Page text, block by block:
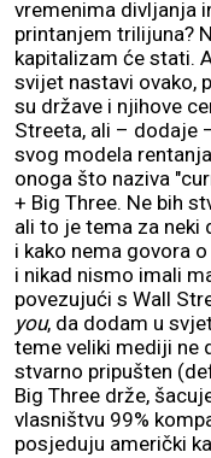
vremenima divljanja
printanjem trilijuna?
kapitalizam će stati.
svijet nastavi ovako,
su države i njihove
Streeta, ali – dodaje
svog modela
onoga što naziva
+ Big Three. Ne bih
ali to je tema za neki
i kako nema govora
i nikad nismo imali
povezujući s Wall
you, da dodam u
teme veliki mediji ne
stvarno pripušten
Big Three drže,
vlasništvu 99%
posjeduju američki